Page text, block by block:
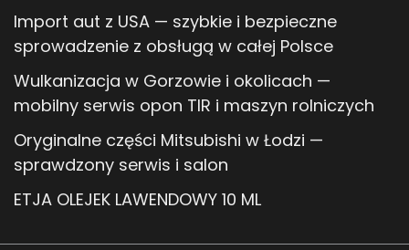
Import aut z USA — szybkie i bezpieczne
sprowadzenie z obsługą w całej Polsce
Wulkanizacja w Gorzowie i okolicach —
mobilny serwis opon TIR i maszyn rolniczych
Oryginalne części Mitsubishi w Łodzi —
sprawdzony serwis i salon
ETJA OLEJEK LAWENDOWY 10 ML